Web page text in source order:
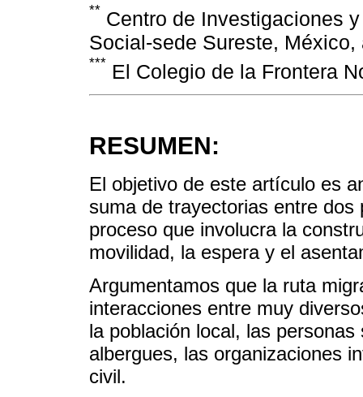
** Centro de Investigaciones
Social-sede Sureste,
*** El Colegio de la Frontera
RESUMEN:
El objetivo de este artículo es
suma de trayectorias entre
proceso que involucra la
movilidad, la espera y el
Argumentamos que la ruta
interacciones entre muy
la población local, las
albergues, las organizaciones
civil.